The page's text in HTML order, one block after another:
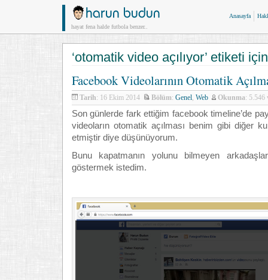
hayat fena halde futbola benzer..
Anasayfa
‘otomatik video açılıyor’ etiketi
Facebook Videolarının Otomatik
Tarih: 16 Ekim 2014 Bölüm: Genel, Web Okunma:
Son günlerde fark ettiğim facebook timeline’de
videoların otomatik açılması benim gibi diğer
etmiştir diye düşünüyorum.
Bunu kapatmanın yolunu bilmeyen
göstermek istedim.